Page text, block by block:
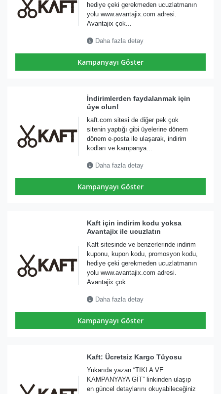
hediye çeki gerekmeden ucuzlatmanın
yolu www.avantajix.com adresi.
Avantajix çok...
Daha fazla detay
Kampanyayı Göster
İndirimlerden faydalanmak için
üye olun!
kaft.com sitesi de diğer pek çok
sitenin yaptığı gibi üyelerine dönem
dönem e-posta ile ulaşarak, indirim
kodları ve kampanya...
Daha fazla detay
Kampanyayı Göster
Kaft için indirim kodu yoksa
Avantajix ile ucuzlatın
Kaft sitesinde ve benzerlerinde indirim
kuponu, kupon kodu, promosyon kodu,
hediye çeki gerekmeden ucuzlatmanın
yolu www.avantajix.com adresi.
Avantajix çok...
Daha fazla detay
Kampanyayı Göster
Kaft: Ücretsiz Kargo Tüyosu
Yukarıda yazan “TIKLA VE
KAMPANYAYA GİT” linkinden ulaşıp
en güncel detaylarını okuyabileceğiniz